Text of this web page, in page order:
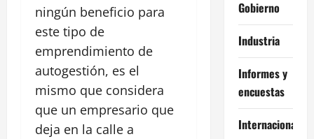
ningún beneficio para
este tipo de
emprendimiento de
autogestión, es el
mismo que considera
que un empresario que
deja en la calle a
Gobierno
Industria
Informes y
encuestas
Internacional